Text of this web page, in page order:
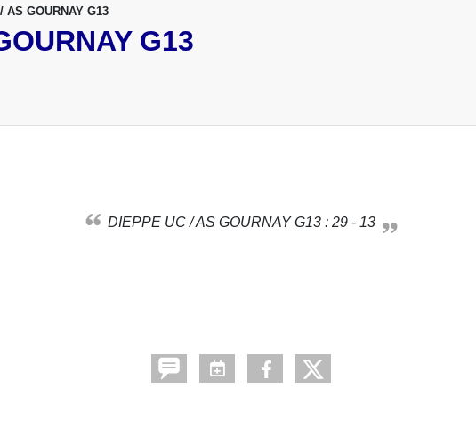
AS GOURNAY G13
G13
DIEPPE UC / AS GOURNAY G13 : 29 - 13